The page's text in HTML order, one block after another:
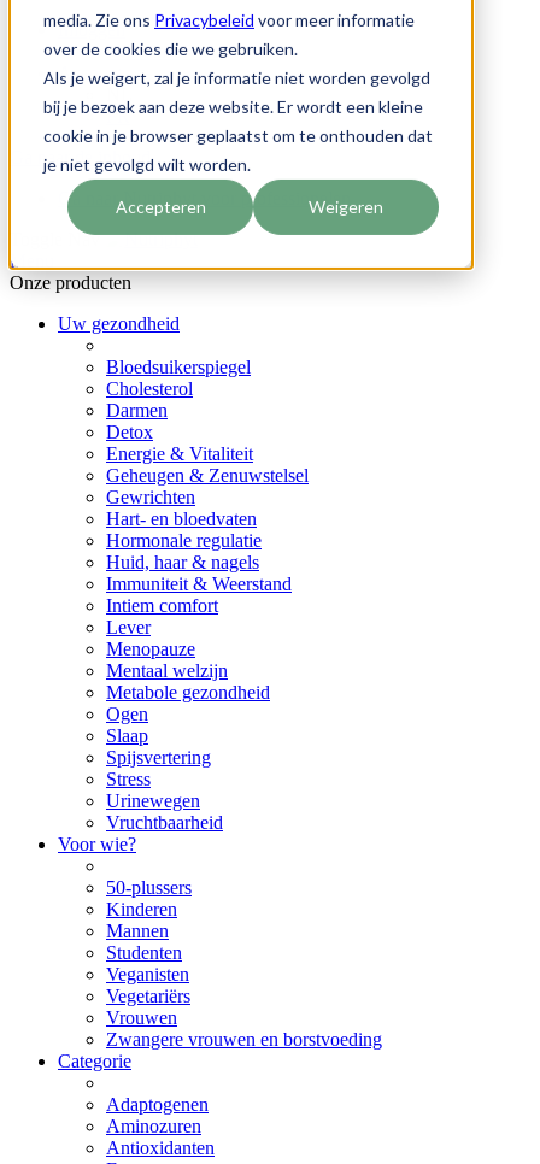
media. Zie ons Privacybeleid voor meer informatie
over de cookies die we gebruiken.
Als je weigert, zal je informatie niet worden gevolgd
bij je bezoek aan deze website. Er wordt een kleine
cookie in je browser geplaatst om te onthouden dat
je niet gevolgd wilt worden.
Accepteren Weigeren
Inloggen
Klantenservice
Account
FR
Ga naar de inhoud
Ga naar Nutriphyt voor professionelen
Toggle Nav
Menu
Onze producten
Uw gezondheid
Bloedsuikerspiegel
Cholesterol
Darmen
Detox
Energie & Vitaliteit
Geheugen & Zenuwstelsel
Gewrichten
Hart- en bloedvaten
Hormonale regulatie
Huid, haar & nagels
Immuniteit & Weerstand
Intiem comfort
Lever
Menopauze
Mentaal welzijn
Metabole gezondheid
Ogen
Slaap
Spijsvertering
Stress
Urinewegen
Vruchtbaarheid
Voor wie?
50-plussers
Kinderen
Mannen
Studenten
Veganisten
Vegetariërs
Vrouwen
Zwangere vrouwen en borstvoeding
Categorie
Adaptogenen
Aminozuren
Antioxidanten